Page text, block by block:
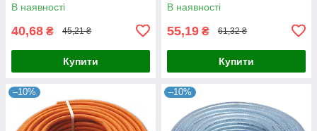
В наявності
40,68 ₴ 45,21 ₴
Купити
В наявності
55,19 ₴ 61,32 ₴
Купити
–10% –10%